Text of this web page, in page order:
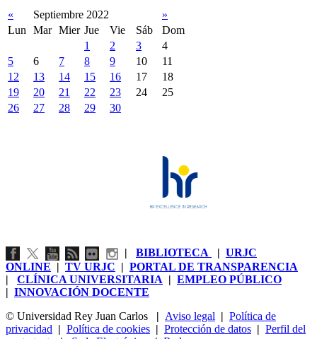
« Septiembre 2022
»
Lun
Mar Mier Jue Vie Sáb
Dom
1
2 3
4
5
6 7 8 9 10
11
12
13 14 15 16 17
18
19
20 21 22 23 24
25
26
27 28 29 30
| BIBLIOTECA | URJC
ONLINE | TV URJC | PORTAL DE TRANSPARENCIA
| CLÍNICA UNIVERSITARIA | EMPLEO PÚBLICO
| INNOVACIÓN DOCENTE
© Universidad Rey Juan Carlos
| Aviso legal | Política de
privacidad | Política de cookies | Protección de datos | Perfil del